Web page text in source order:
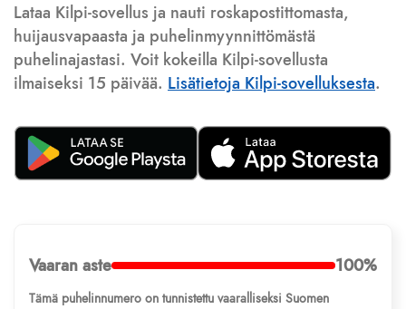
Lataa Kilpi-sovellus ja nauti roskapostittomasta,
huijausvapaasta ja puhelinmyynnittömästä
puhelinajastasi. Voit kokeilla Kilpi-sovellusta
ilmaiseksi 15 päivää. Lisätietoja Kilpi-sovelluksesta.
Vaaran aste 100%
Tämä puhelinnumero on tunnistettu vaaralliseksi Suomen